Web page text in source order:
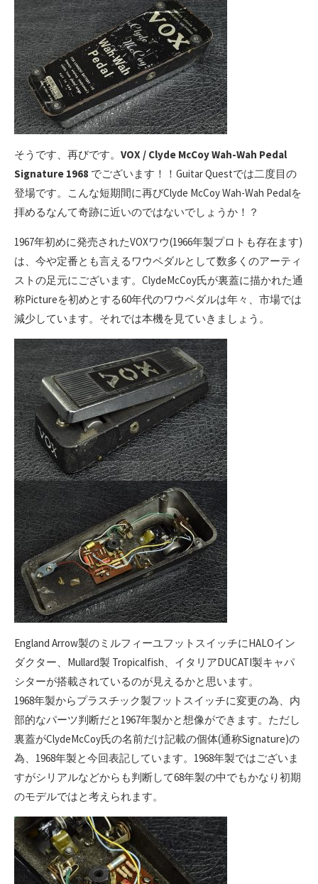
そうです、再びです。 VOX / Clyde McCoy Wah-Wah Pedal
Signature 1968 でございます！！Guitar Questでは二度目の
登場です。こんな短期間に再びClyde McCoy Wah-Wah Pedalを
拝めるなんて奇跡に近いのではないでしょうか！？
1967年初めに発売されたVOXワウ(1966年製プロトも存在ます)
は、今や定番とも言えるワウペダルとして数多くのアーティ
ストの足元にございます。ClydeMcCoy氏が裏蓋に描かれた通
称Pictureを初めとする60年代のワウペダルは年々、市場では
減少しています。それでは本機を見ていきましょう。
England Arrow製のミルフィーユフットスイッチにHALOイン
ダクター、Mullard製 Tropicalfish、イタリアDUCATI製キャパ
シターが搭載されているのが見えるかと思います。
1968年製からプラスチック製フットスイッチに変更の為、内
部的なパーツ判断だと1967年製かと想像ができます。ただし
裏蓋がClydeMcCoy氏の名前だけ記載の個体(通称Signature)の
為、1968年製と今回表記しています。1968年製ではございま
すがシリアルなどからも判断して68年製の中でもかなり初期
のモデルではと考えられます。